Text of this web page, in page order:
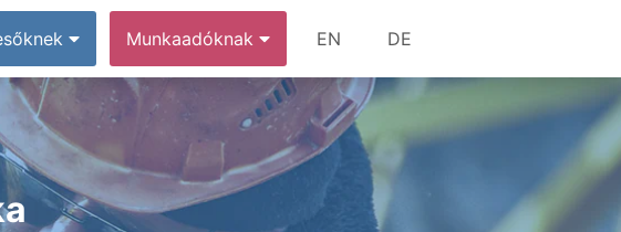
Munkaadóknak EN DE